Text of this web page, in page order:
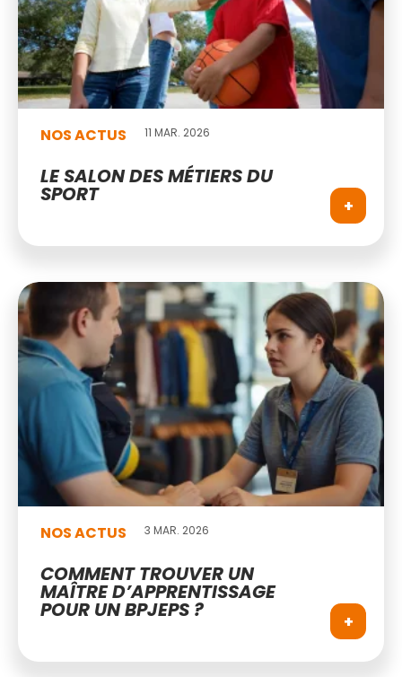
NOS ACTUS 11 MAR. 2026
LE SALON DES MÉTIERS DU
SPORT +
NOS ACTUS 3 MAR. 2026
COMMENT TROUVER UN
MAÎTRE D’APPRENTISSAGE
POUR UN BPJEPS ? +